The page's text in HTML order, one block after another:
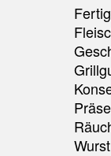
Wurst